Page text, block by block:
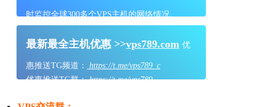
时监控全球300多个VPS主机的网络情况
最新最全主机优惠 >>vps789.com 优
惠推送TG频道：
https://t.me/vps789_c
优惠推送TG群：https://t.me/vps789